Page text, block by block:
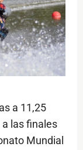
a 11,25
las finales
Mundial